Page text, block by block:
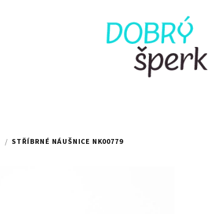
/ STŘÍBRNÉ NÁUŠNICE NK00779